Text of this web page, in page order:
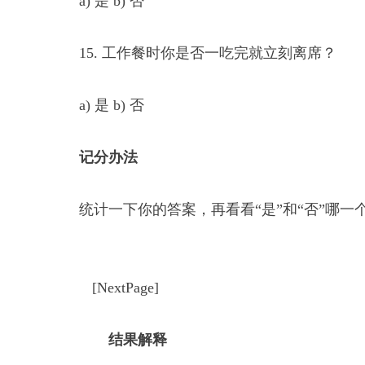
15. 工作餐时你是否一吃完就立刻离席？
a) 是 b) 否
记分办法
统计一下你的答案，再看看“是”和“否”哪一
[NextPage]
结果解释